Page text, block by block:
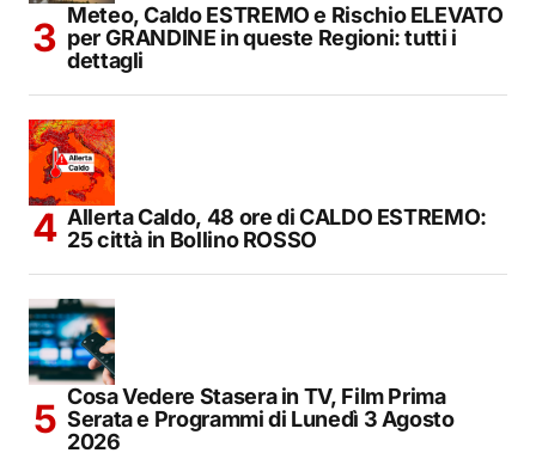
Meteo, Caldo ESTREMO e Rischio ELEVATO
per GRANDINE in queste Regioni: tutti i
dettagli
Allerta Caldo, 48 ore di CALDO ESTREMO:
25 città in Bollino ROSSO
Cosa Vedere Stasera in TV, Film Prima
Serata e Programmi di Lunedì 3 Agosto
2026